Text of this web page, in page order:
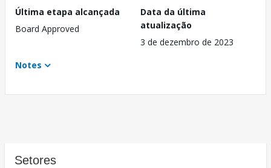
Última etapa alcançada
Board Approved
Data da última
atualização
3 de dezembro de 2023
Notes
Setores